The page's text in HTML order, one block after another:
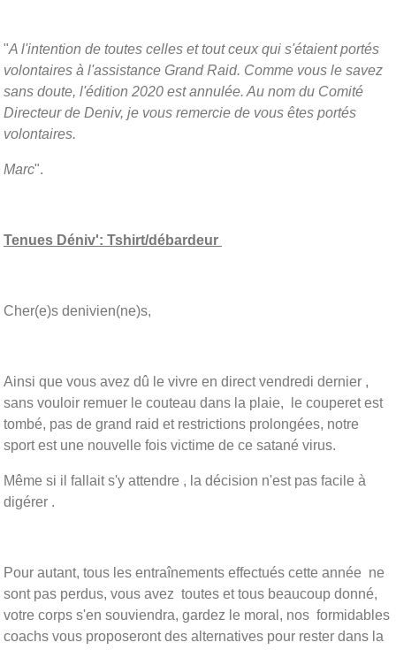
"A l'intention de toutes celles et tout ceux qui s'étaient portés
volontaires à l'assistance Grand Raid. Comme vous le savez
sans doute, l'édition 2020 est annulée. Au nom du Comité
Directeur de Deniv, je vous remercie de vous êtes portés
volontaires.
Marc".
Tenues Déniv': Tshirt/débardeur
Cher(e)s denivien(ne)s,
Ainsi que vous avez dû le vivre en direct vendredi dernier ,
sans vouloir remuer le couteau dans la plaie, le couperet est
tombé, pas de grand raid et restrictions prolongées, notre
sport est une nouvelle fois victime de ce satané virus.
Même si il fallait s'y attendre , la décision n'est pas facile à
digérer .
Pour autant, tous les entraînements effectués cette année ne
sont pas perdus, vous avez toutes et tous beaucoup donné,
votre corps s'en souviendra, gardez le moral, nos formidables
coachs vous proposeront des alternatives pour rester dans la